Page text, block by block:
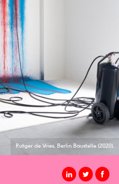
Rutger de Vries, Berlin Baustelle (2020).